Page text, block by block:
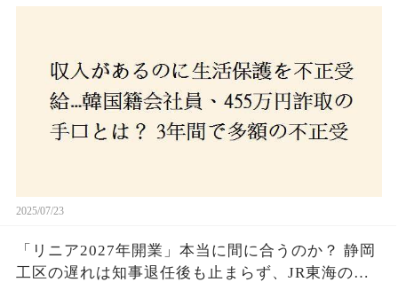
2025/07/23
「リニア2027年開業」本当に間に合うのか？ 静岡
工区の遅れは知事退任後も止まらず、JR東海のず